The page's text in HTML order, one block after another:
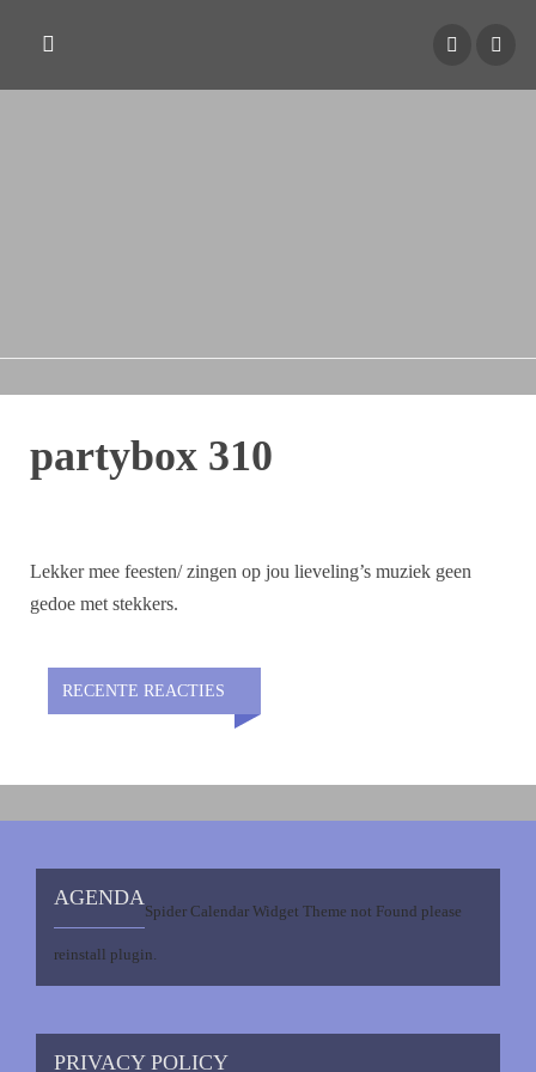
partybox 310
Lekker mee feesten/ zingen op jou lieveling’s muziek geen
gedoe met stekkers.
RECENTE REACTIES
AGENDA
Spider Calendar Widget Theme not Found please
reinstall plugin.
PRIVACY POLICY